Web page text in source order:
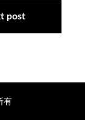
post
有